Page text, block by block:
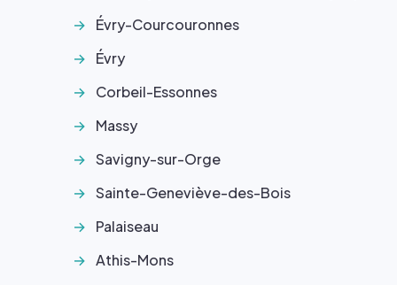
Évry-Courcouronnes
Évry
Corbeil-Essonnes
Massy
Savigny-sur-Orge
Sainte-Geneviève-des-Bois
Palaiseau
Athis-Mons